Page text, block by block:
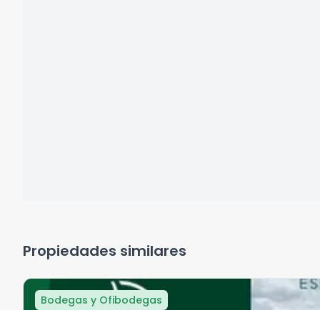
Propiedades similares
Bodegas y Ofibodegas